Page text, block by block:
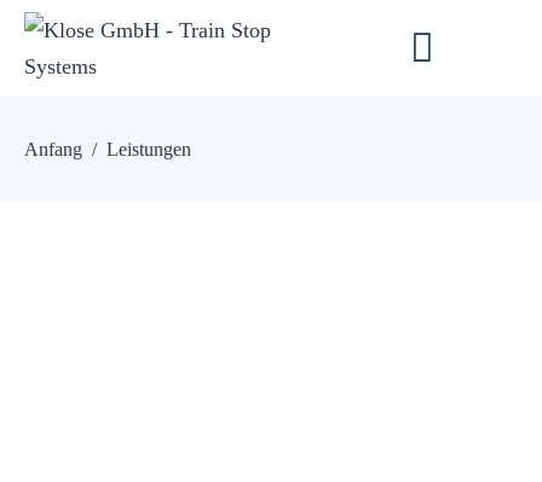
Anfang Leistungen